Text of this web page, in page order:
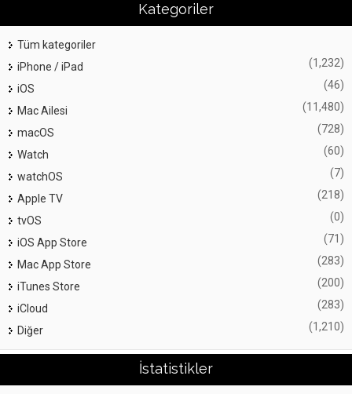
Kategoriler
Tüm kategoriler
iPhone / iPad
(1,232)
iOS (46)
Mac Ailesi (11,480)
macOS (728)
Watch (60)
watchOS (7)
Apple TV (218)
tvOS (0)
iOS App Store (71)
Mac App Store (283)
iTunes Store (200)
iCloud (283)
Diğer (1,210)
İstatistikler